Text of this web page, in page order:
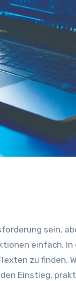
einfach. In
zu finden.
Einstieg,